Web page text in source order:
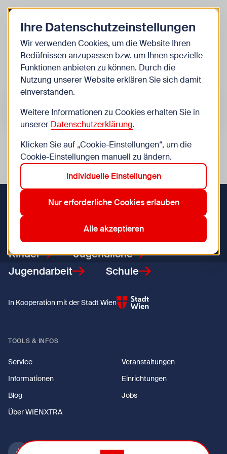
Zurück zur Startseite Zum
Kinder
Veranstaltungen
Suche im Bereich “Kinder”
Suchen
Veranstaltungen in Wien im Bereich “Kinder”
Aktive Filter: 7. Neubau Zurücksetzen
Zurück zur Startseite
Kinder
Jugendliche
Jugendarbeit
Schule
In Kooperation mit der Stadt Wien
TOOLS & INFOS
Service
Veranstaltungen
Informationen
Einrichtungen
Blog
Jobs
Über WIENXTRA
Ihre Datenschutzeinstellungen
Wir verwenden Cookies, um die Website Ihren
Bedüfnissen anzupassen bzw. um Ihnen spezielle
Funktionen anbieten zu können. Durch die
Nutzung unserer Website erklären Sie sich damit
einverstanden.
Weitere Informationen zu Cookies erhalten Sie in
unserer Datenschutzerklärung.
Klicken Sie auf „Cookie-Einstellungen“, um die
Cookie-Einstellungen manuell zu ändern.
Individuelle Einstellungen
Nur erforderliche Cookies erlauben
Alle akzeptieren